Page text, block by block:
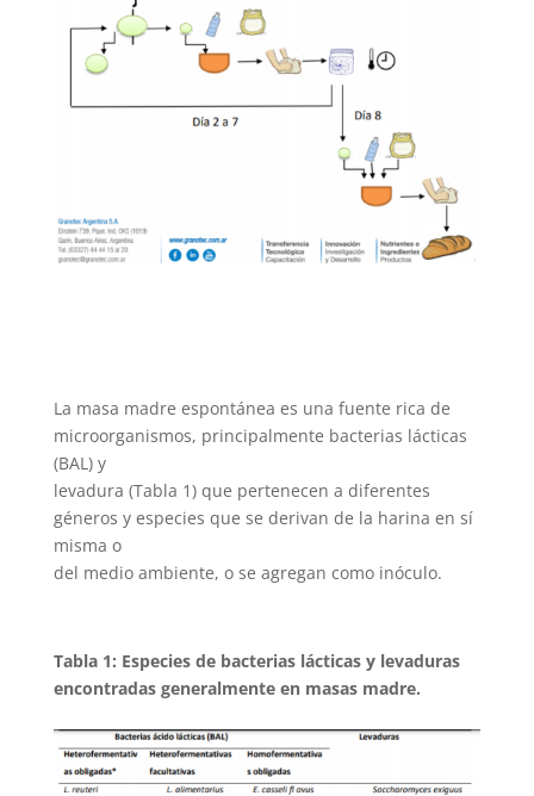
La masa madre espontánea es una fuente rica de
microorganismos, principalmente bacterias lácticas
(BAL) y
levadura (Tabla 1) que pertenecen a diferentes
géneros y especies que se derivan de la harina en sí
misma o
del medio ambiente, o se agregan como inóculo.
Tabla 1: Especies de bacterias lácticas y levaduras
encontradas generalmente en masas madre.